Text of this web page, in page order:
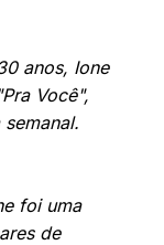
anos, Ione
Você",
foi uma
de